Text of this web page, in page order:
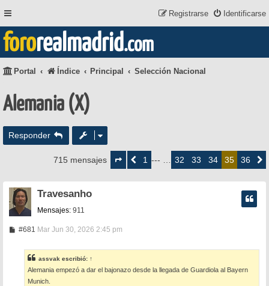
Identificarse
Registrarse
fororealmadrid.com
Portal Índice Principal Selección Nacional
Alemania (X)
Responder
715 mensajes
Página
deAnterior1 --- … 32 33 34 35 36
Travesanho
Mensajes: 911
#681 M
s
a
j
e
Mar Jun 30, 2026 2:45 pm
assvak escribió: ↑
Alemania empezó a dar el bajonazo desde la llegada de Guardiola al Bayern
Munich.